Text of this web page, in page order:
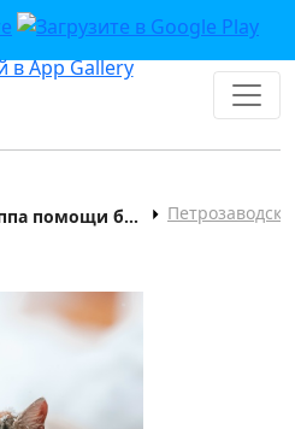
СОЛЁНЫЙ ПЁС группа помощи бездомным животным Петрозаводск